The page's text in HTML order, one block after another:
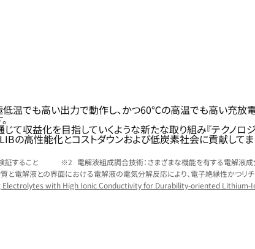
温でも高い出力で動作し、かつ60℃の高温でも高い充放
収益化を目指していくような新たな取り組み『テクノロ
の高性能化とコストダウンおよび低炭素社会に貢献してま
証すること
電解液組成調合技術：さまざまな機能を有する電解液成
と電解液との界面における電解液の電気分解反応により、電子絶縁性かつ
with High Ionic Conductivity for Durability-oriented Lithium-